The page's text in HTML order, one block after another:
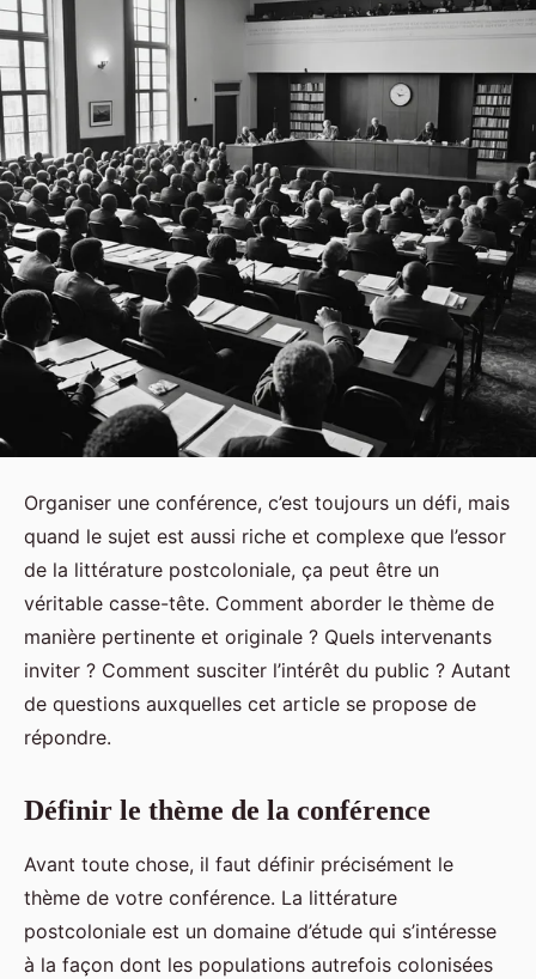
Organiser une conférence, c’est toujours un défi, mais
quand le sujet est aussi riche et complexe que l’essor
de la littérature postcoloniale, ça peut être un
véritable casse-tête. Comment aborder le thème de
manière pertinente et originale ? Quels intervenants
inviter ? Comment susciter l’intérêt du public ? Autant
de questions auxquelles cet article se propose de
répondre.
Définir le thème de la conférence
Avant toute chose, il faut définir précisément le
thème de votre conférence. La littérature
postcoloniale est un domaine d’étude qui s’intéresse
à la façon dont les populations autrefois colonisées